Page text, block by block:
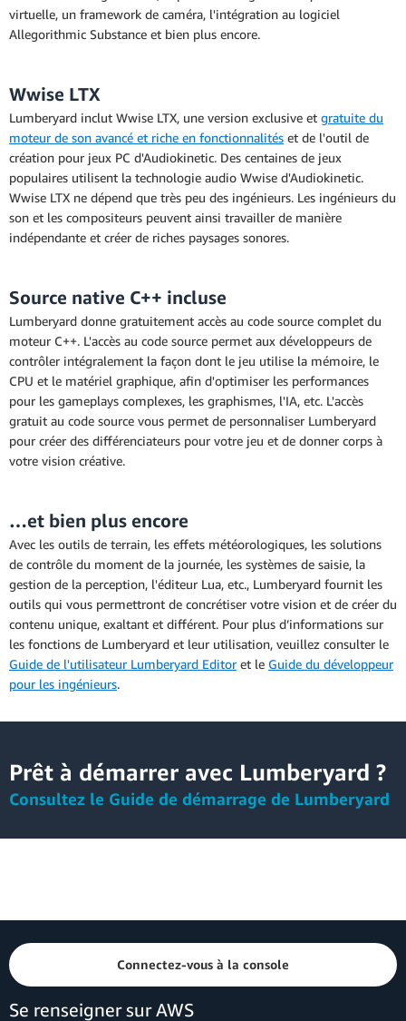
virtuelle, un framework de caméra, l'intégration au logiciel
Allegorithmic Substance et bien plus encore.
Wwise LTX
Lumberyard inclut Wwise LTX, une version exclusive et gratuite du
moteur de son avancé et riche en fonctionnalités et de l'outil de
création pour jeux PC d'Audiokinetic. Des centaines de jeux
populaires utilisent la technologie audio Wwise d'Audiokinetic.
Wwise LTX ne dépend que très peu des ingénieurs. Les ingénieurs du
son et les compositeurs peuvent ainsi travailler de manière
indépendante et créer de riches paysages sonores.
Source native C++ incluse
Lumberyard donne gratuitement accès au code source complet du
moteur C++. L'accès au code source permet aux développeurs de
contrôler intégralement la façon dont le jeu utilise la mémoire, le
CPU et le matériel graphique, afin d'optimiser les performances
pour les gameplays complexes, les graphismes, l'IA, etc. L'accès
gratuit au code source vous permet de personnaliser Lumberyard
pour créer des différenciateurs pour votre jeu et de donner corps à
votre vision créative.
…et bien plus encore
Avec les outils de terrain, les effets météorologiques, les solutions
de contrôle du moment de la journée, les systèmes de saisie, la
gestion de la perception, l'éditeur Lua, etc., Lumberyard fournit les
outils qui vous permettront de concrétiser votre vision et de créer du
contenu unique, exaltant et différent. Pour plus d’informations sur
les fonctions de Lumberyard et leur utilisation, veuillez consulter le
Guide de l'utilisateur Lumberyard Editoret le Guide du développeur
pour les ingénieurs.
Prêt à démarrer avec Lumberyard ?
Consultez le Guide de démarrage de Lumberyard
Connectez-vous à la console
Se renseigner sur AWS